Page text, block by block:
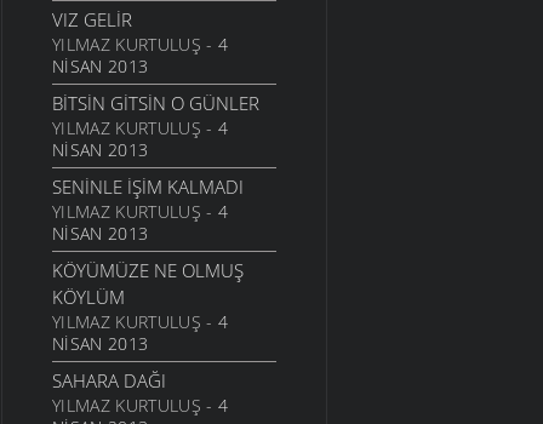
NATAŞA
6 MART 2006
ACABA
6 MART 2006
DOLUDUR
6 MART 2006
DAHASI VAR
6 MART 2006
ÖĞRETMENI GÖR
6 MART 2006
ÇORUH
6 MART 2006
SANA MUHTACIM
6 MART 2006
VIZ GELIR
YILMAZ KURTULUŞ - 4
NISAN 2013
BITSIN GITSIN O GÜNLER
YILMAZ KURTULUŞ - 4
NISAN 2013
SENINLE İŞIM KALMADI
YILMAZ KURTULUŞ - 4
NISAN 2013
KÖYÜMÜZE NE OLMUŞ
KÖYLÜM
YILMAZ KURTULUŞ - 4
NISAN 2013
SAHARA DAĞI
YILMAZ KURTULUŞ - 4